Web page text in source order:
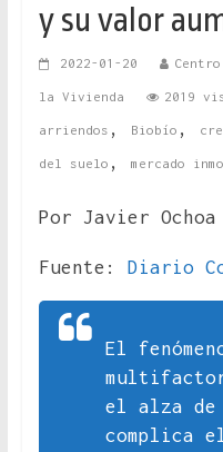
y su valor
2022-01-20
la Vivienda 2019
arriendos , Biobío ,
del suelo , mercado
Por Javier Ochoa
Fuente: Diario
El
el alza de
complica